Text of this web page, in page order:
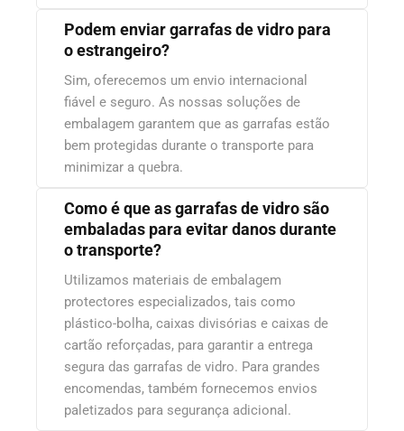
Podem enviar garrafas de vidro para
o estrangeiro?
Sim, oferecemos um envio internacional
fiável e seguro. As nossas soluções de
embalagem garantem que as garrafas estão
bem protegidas durante o transporte para
minimizar a quebra.
Como é que as garrafas de vidro são
embaladas para evitar danos durante
o transporte?
Utilizamos materiais de embalagem
protectores especializados, tais como
plástico-bolha, caixas divisórias e caixas de
cartão reforçadas, para garantir a entrega
segura das garrafas de vidro. Para grandes
encomendas, também fornecemos envios
paletizados para segurança adicional.